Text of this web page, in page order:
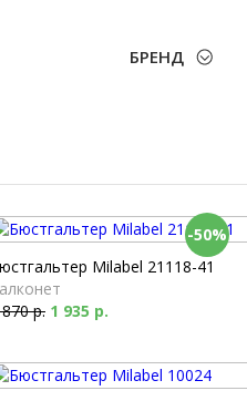
БРЕНД
-50%
Milabel 21118-41
р. 1 935 р.